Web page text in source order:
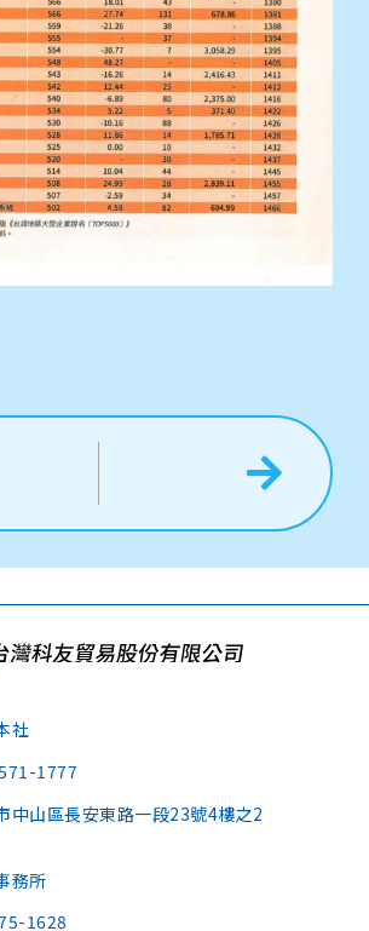
社
1777
中山區長安東路一段23號4樓之2
務所
1628